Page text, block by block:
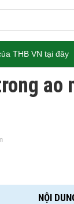
THB VN tại đây
ao
NỘI